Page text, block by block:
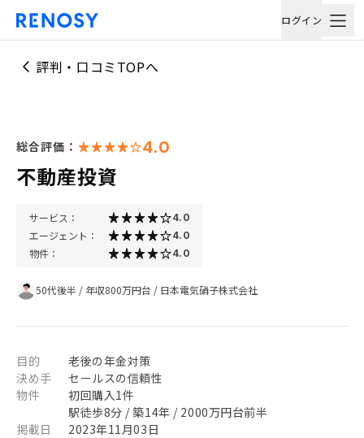
ログイン
評判・口コミTOPへ
総合評価： 4.0
不動産投資
サービス： 4.0
エージェント： 4.0
物件： 4.0
50代後半 / 年収800万円台 / 日本電気硝子株式会社
目的
老後の年金対策
決め手
セールスの信頼性
物件
初回購入1件
駅徒歩8分 / 築14年 / 2000万円台前半
掲載日
2023年11月03日